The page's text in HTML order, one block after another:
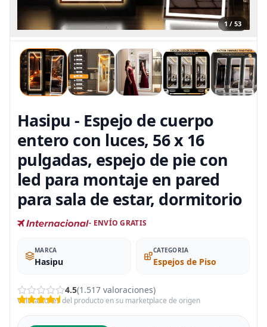
1 / 53
Hasipu - Espejo de cuerpo
entero con luces, 56 x 16
pulgadas, espejo de pie con
led para montaje en pared
para sala de estar, dormitorio
- ENVÍO GRATIS
MARCA
Hasipu
CATEGORIA
Espejos de Piso
4.5(1.517 valoraciones)
Valoraciones del producto en su marketplace de origen